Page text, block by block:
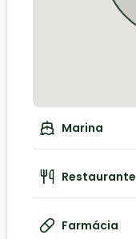
Marina
Restaurante
Farmácia